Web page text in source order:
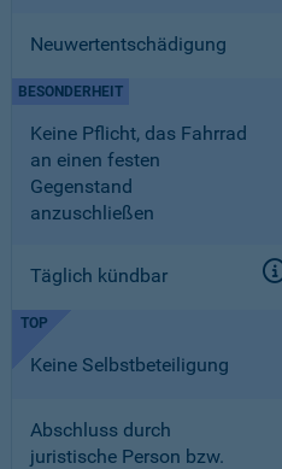
Neuwertentschädigung
Keine Pflicht, das Fahrrad
an einen festen
Gegenstand
anzuschließen
BESONDERHEIT
Täglich kündbar
TOP
Keine Selbstbeteiligung
Abschluss durch
juristische Person bzw.